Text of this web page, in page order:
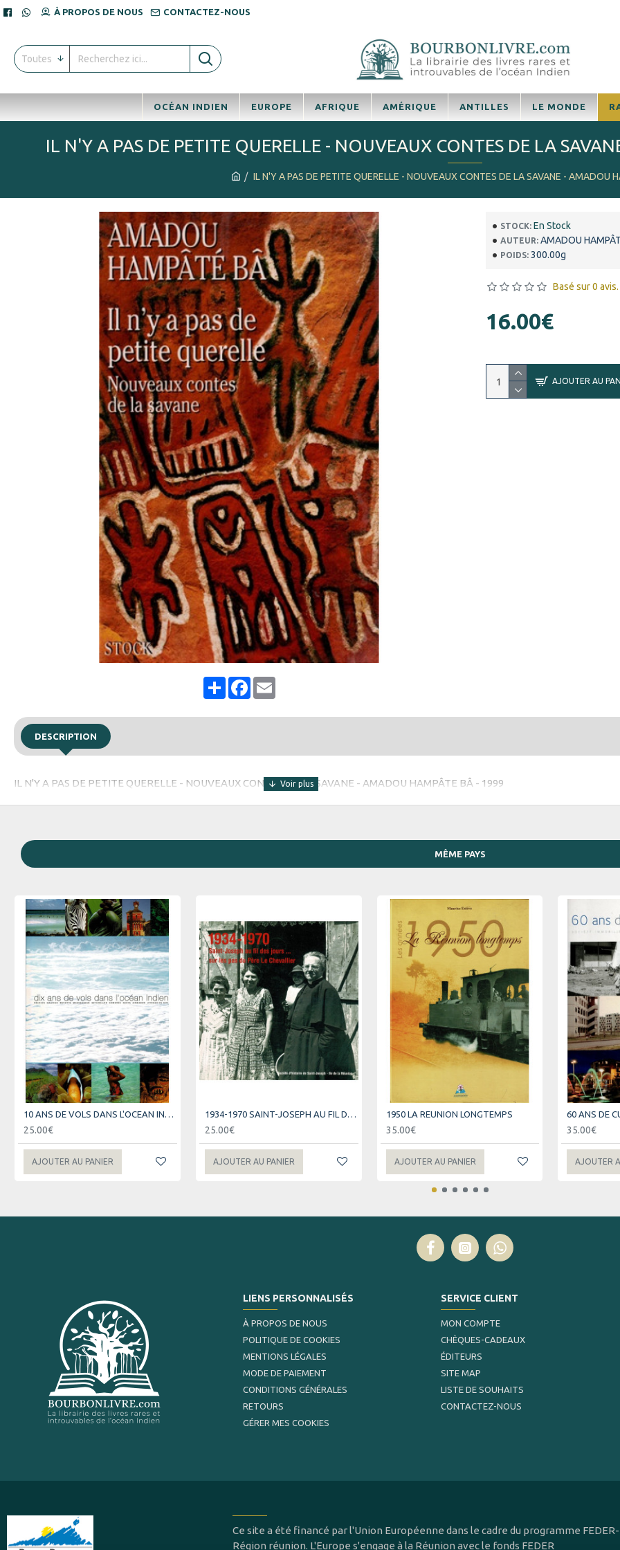
À PROPOS DE NOUS CONTACTEZ-NOUS
Toutes
OCÉAN INDIEN EUROPE AFRIQUE AMÉRIQUE ANTILLES LE MONDE
IL N'Y A PAS DE PETITE QUERELLE - NOUVEAUX CONTES DE LA SAVANE - AMADOU
IL N'Y A PAS DE PETITE QUERELLE - NOUVEAUX CONTES DE LA
ShareFacebook
Email
STOCK: En Stock
AUTEUR: AMADOU
POIDS: 300.00g
Basé sur 0 avis.
16.00€
AJOUTER AU
DESCRIPTION
IL N'Y A PAS DE PETITE QUERELLE - NOUVEAUX CONTES DE LA SAVANE - AMADOU HAMPÂTE BÂ - 1999
MÊME PAYS
25.00€
AJOUTER AU PANIER
25.00€
AJOUTER AU PANIER
1950 LA REUNION LONGTEMPS
35.00€
AJOUTER AU PANIER
35.00€
AJOUTER
LIENS PERSONNALISÉS
À PROPOS DE NOUS
POLITIQUE DE COOKIES
MENTIONS LÉGALES
MODE DE PAIEMENT
CONDITIONS GÉNÉRALES
RETOURS
GÉRER MES COOKIES
SERVICE CLIENT
MON COMPTE
CHÈQUES-CADEAUX
ÉDITEURS
SITE MAP
LISTE DE SOUHAITS
CONTACTEZ-NOUS
Ce site a été financé par l'Union Européenne dans le cadre du programme
Région réunion. L'Europe s'engage à la Réunion avec le fonds FEDER